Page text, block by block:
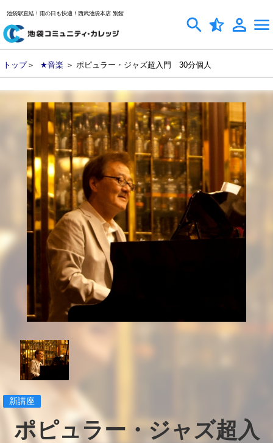
池袋駅直結！雨の日も快適！西武池袋本店 別館
トップ＞ ★音楽 ＞ ポピュラー・ジャズ超入門 30分個人
新講座
ポピュラー・ジャズ超入